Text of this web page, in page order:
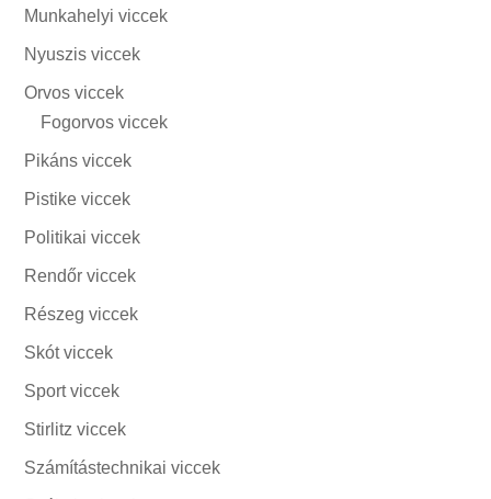
Munkahelyi viccek
Nyuszis viccek
Orvos viccek
Fogorvos viccek
Pikáns viccek
Pistike viccek
Politikai viccek
Rendőr viccek
Részeg viccek
Skót viccek
Sport viccek
Stirlitz viccek
Számítástechnikai viccek